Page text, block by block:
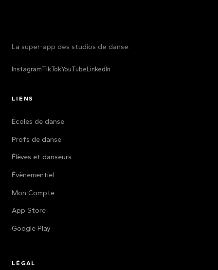
La super-app des studios de danse.
InstagramTikTokYouTubeLinkedIn
LIENS
Écoles de danse
Profs de danse
Élèves et danseurs
Évènementiel
Mon Compte
App Store
Google Play
LÉGAL